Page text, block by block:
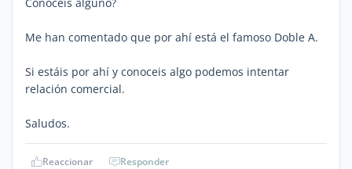
Me han comentado que por ahí está el famoso Doble A.
Si estáis por ahí y conoceis algo podemos intentar
relación comercial.
Saludos.
Reaccionar Responder